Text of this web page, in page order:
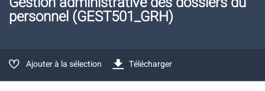
personnel (GEST501_GRH)
Ajouter à la sélection Télécharger